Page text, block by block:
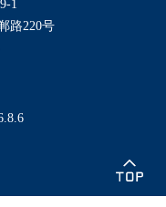
1
路220号
8 6